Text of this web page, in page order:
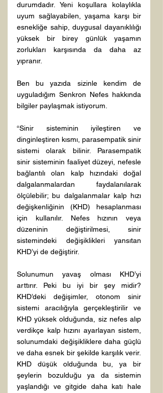
durumdadır. Yeni koşullara kolaylıkla
uyum sağlayabilen, yaşama karşı bir
esnekliğe sahip, duygusal dayanıklılığı
yüksek bir birey günlük yaşamın
zorlukları karşısında da daha az
yıpranır.
Ben bu yazıda sizinle kendim de
uyguladığım Senkron Nefes hakkında
bilgiler paylaşmak istiyorum.
“Sinir sisteminin iyileştiren ve
dinginleştiren kısmı, parasempatik sinir
sistemi olarak bilinir. Parasempatik
sinir sisteminin faaliyet düzeyi, nefesle
bağlantılı olan kalp hızındaki doğal
dalgalanmalardan faydalanılarak
ölçülebilir; bu dalgalanmalar kalp hızı
değişkenliğinin (KHD) hesaplanması
için kullanılır. Nefes hızının veya
düzeninin değiştirilmesi, sinir
sistemindeki değişiklikleri yansıtan
KHD’yi de değiştirir.
Solunumun yavaş olması KHD’yi
arttırır. Peki bu iyi bir şey midir?
KHD’deki değişimler, otonom sinir
sistemi aracılığıyla gerçekleştirilir ve
KHD yüksek olduğunda, siz nefes alıp
verdikçe kalp hızını ayarlayan sistem,
solunumdaki değişikliklere daha güçlü
ve daha esnek bir şekilde karşılık verir.
KHD düşük olduğunda bu, ya bir
şeylerin bozulduğu ya da sistemin
yaşlandığı ve gitgide daha katı hale